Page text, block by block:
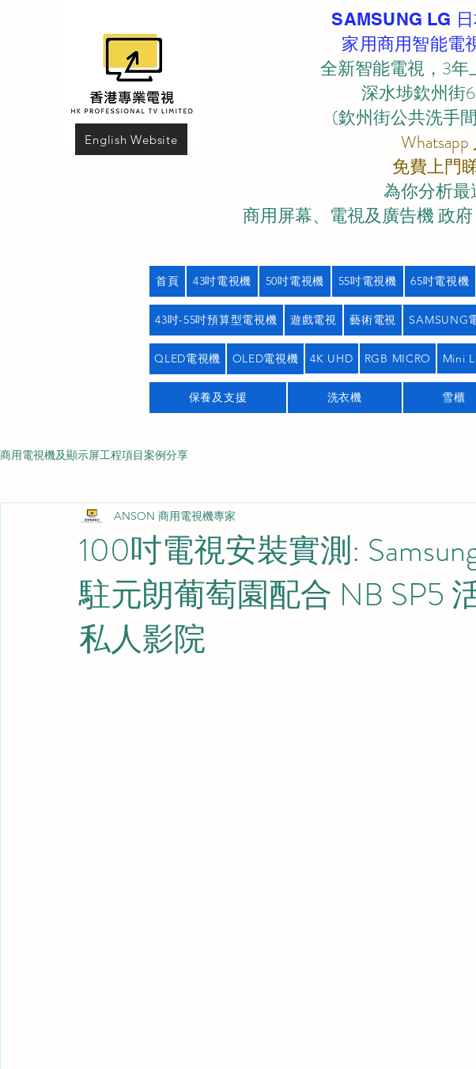
English Website
SAMSUNG LG
家用商用智能電
全新智能電視，3
深水埗欽州街
(欽州街公共洗手
免費上門
為你分析
商用屏幕、電視及廣告機 政
首頁 43吋電視機 50吋電視機 55吋電視機 65吋電視機
43吋-55吋預算型電視機 遊戲電視 藝術電視 SAMSUNG
QLED電視機 OLED電視機 4K UHD RGB MICRO Mini
保養及支援 洗衣機 雪櫃
商用電視機及顯示屏工程項目案例分享
100吋電視安裝實測:
駐元朗葡萄園配合 NB SP5
私人影院
ANSON 商用電視機專家